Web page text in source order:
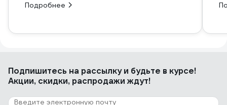
Подробнее
Подпишитесь на рассылкуи будьте в курсе!
Акции, скидки, распродажи ждут!